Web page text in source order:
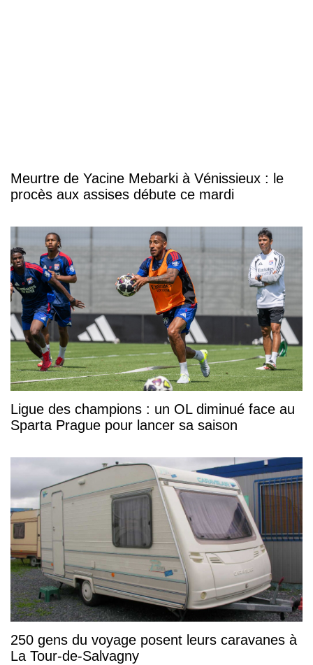
Meurtre de Yacine Mebarki à Vénissieux : le
procès aux assises débute ce mardi
Ligue des champions : un OL diminué face au
Sparta Prague pour lancer sa saison
250 gens du voyage posent leurs caravanes à
La Tour-de-Salvagny